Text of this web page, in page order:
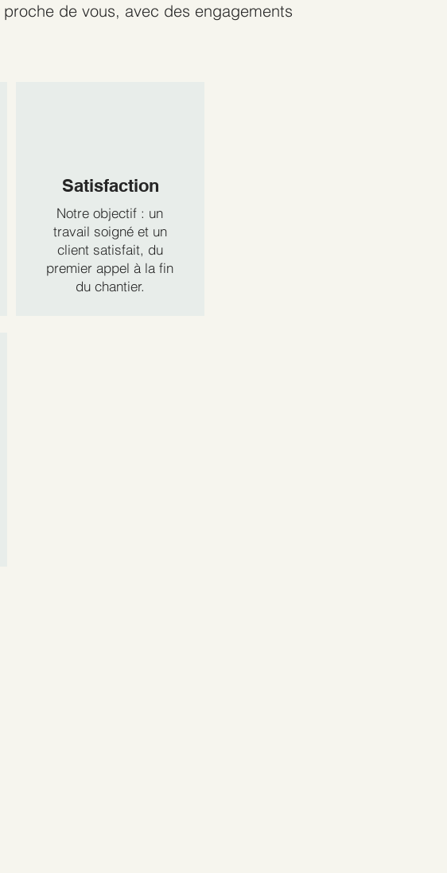
de vous, avec des engagements
Satisfaction
Notre objectif : un
travail soigné et un
client satisfait, du
premier appel à la fin
du chantier.